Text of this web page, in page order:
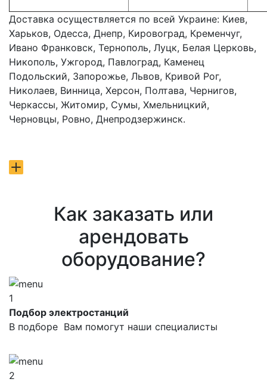
Доставка осуществляется по всей Украине: Киев,
Харьков, Одесса, Днепр, Кировоград, Кременчуг,
Ивано Франковск, Тернополь, Луцк, Белая Церковь,
Никополь, Ужгород, Павлоград, Каменец
Подольский, Запорожье, Львов, Кривой Рог,
Николаев, Винница, Херсон, Полтава, Чернигов,
Черкассы, Житомир, Сумы, Хмельницкий,
Черновцы, Ровно, Днепродзержинск.
Как заказать или
арендовать
оборудование?
1
Подбор электростанций
В подборе Вам помогут наши специалисты
2